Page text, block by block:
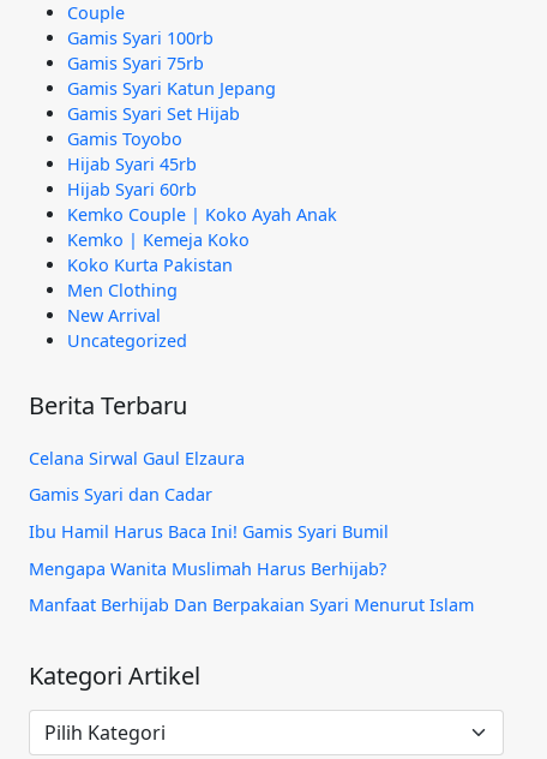
Couple
Gamis Syari 100rb
Gamis Syari 75rb
Gamis Syari Katun Jepang
Gamis Syari Set Hijab
Gamis Toyobo
Hijab Syari 45rb
Hijab Syari 60rb
Kemko Couple | Koko Ayah Anak
Kemko | Kemeja Koko
Koko Kurta Pakistan
Men Clothing
New Arrival
Uncategorized
Berita Terbaru
Celana Sirwal Gaul Elzaura
Gamis Syari dan Cadar
Ibu Hamil Harus Baca Ini! Gamis Syari Bumil
Mengapa Wanita Muslimah Harus Berhijab?
Manfaat Berhijab Dan Berpakaian Syari Menurut Islam
Kategori Artikel
Kategori
Artikel